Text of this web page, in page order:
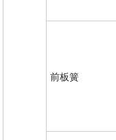
前板簧